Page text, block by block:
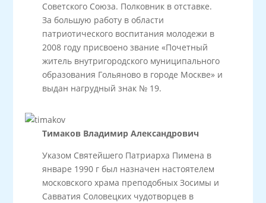
Советского Союза. Полковник в отставке.
За большую работу в области
патриотического воспитания молодежи в
2008 году присвоено звание «Почетный
житель внутригородского муниципального
образования Гольяново в городе Москве» и
выдан нагрудный знак № 19.
Тимаков Владимир Александрович
Указом Святейшего Патриарха Пимена в
январе 1990 г был назначен настоятелем
московского храма преподобных Зосимы и
Савватия Соловецких чудотворцев в